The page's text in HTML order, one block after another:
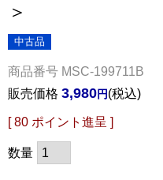
＞
中古品
商品番号 MSC-199711B
販売価格 3,980 税込
[ 80 ポイント進呈 ]